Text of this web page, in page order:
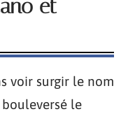
et
voir surgir le nom
le